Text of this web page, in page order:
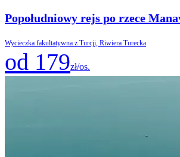
Popołudniowy rejs po rzece
Wycieczka fakultatywna z Turcji, Riwiera Turecka
od 179zł/os.